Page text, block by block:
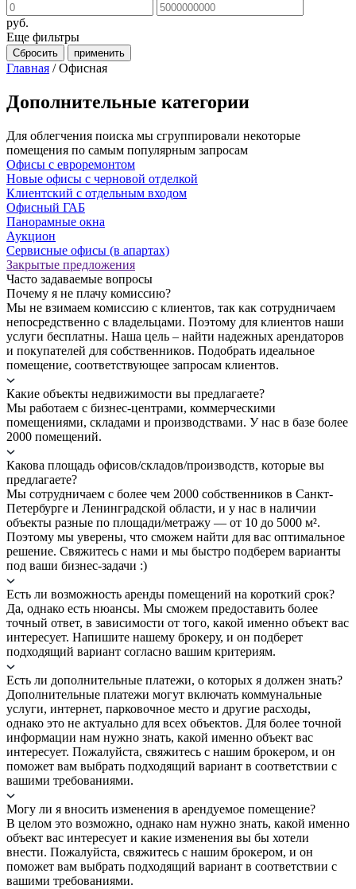
руб.
Еще фильтры
Сбросить применить
Главная /Офисная
Дополнительные категории
Для облегчения поиска мы сгруппировали некоторые
помещения по самым популярным запросам
Офисы с евроремонтом
Новые офисы с черновой отделкой
Клиентский с отдельным входом
Офисный ГАБ
Панорамные окна
Аукцион
Сервисные офисы (в апартах)
Закрытые предложения
Часто задаваемые вопросы
Почему я не плачу комиссию?
Мы не взимаем комиссию с клиентов, так как сотрудничаем
непосредственно с владельцами. Поэтому для клиентов наши
услуги бесплатны. Наша цель – найти надежных арендаторов
и покупателей для собственников. Подобрать идеальное
помещение, соответствующее запросам клиентов.
Какие объекты недвижимости вы предлагаете?
Мы работаем с бизнес-центрами, коммерческими
помещениями, складами и производствами. У нас в базе более
2000 помещений.
Какова площадь офисов/складов/производств, которые вы
предлагаете?
Мы сотрудничаем с более чем 2000 собственников в Санкт-
Петербурге и Ленинградской области, и у нас в наличии
объекты разные по площади/метражу — от 10 до 5000 м².
Поэтому мы уверены, что сможем найти для вас оптимальное
решение. Свяжитесь с нами и мы быстро подберем варианты
под ваши бизнес-задачи :)
Есть ли возможность аренды помещений на короткий срок?
Да, однако есть нюансы. Мы сможем предоставить более
точный ответ, в зависимости от того, какой именно объект вас
интересует. Напишите нашему брокеру, и он подберет
подходящий вариант согласно вашим критериям.
Есть ли дополнительные платежи, о которых я должен знать?
Дополнительные платежи могут включать коммунальные
услуги, интернет, парковочное место и другие расходы,
однако это не актуально для всех объектов. Для более точной
информации нам нужно знать, какой именно объект вас
интересует. Пожалуйста, свяжитесь с нашим брокером, и он
поможет вам выбрать подходящий вариант в соответствии с
вашими требованиями.
Могу ли я вносить изменения в арендуемое помещение?
В целом это возможно, однако нам нужно знать, какой именно
объект вас интересует и какие изменения вы бы хотели
внести. Пожалуйста, свяжитесь с нашим брокером, и он
поможет вам выбрать подходящий вариант в соответствии с
вашими требованиями.